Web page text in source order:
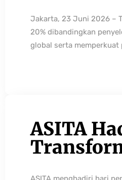
Jakarta, 23 Juni 2026 –
20% dibandingkan
global serta
ASITA